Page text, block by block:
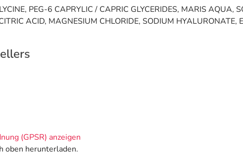
PEG-6 CAPRYLIC / CAPRIC GLYCERIDES, MARIS AQUA,
ACID, MAGNESIUM CHLORIDE, SODIUM HYALURONATE,
(GPSR) anzeigen
oben herunterladen.